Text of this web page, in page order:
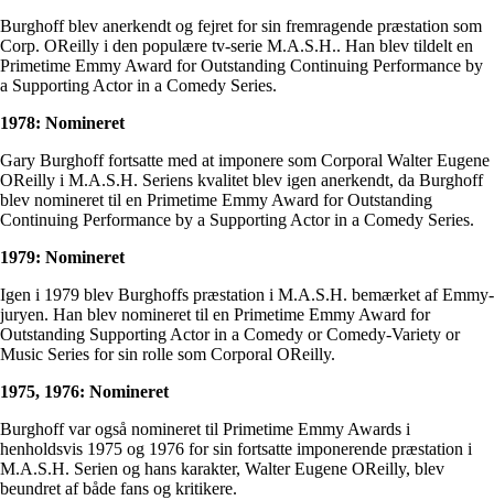
Burghoff blev anerkendt og fejret for sin fremragende præstation som
Corp. OReilly i den populære tv-serie M.A.S.H.. Han blev tildelt en
Primetime Emmy Award for Outstanding Continuing Performance by
a Supporting Actor in a Comedy Series.
1978: Nomineret
Gary Burghoff fortsatte med at imponere som Corporal Walter Eugene
OReilly i M.A.S.H. Seriens kvalitet blev igen anerkendt, da Burghoff
blev nomineret til en Primetime Emmy Award for Outstanding
Continuing Performance by a Supporting Actor in a Comedy Series.
1979: Nomineret
Igen i 1979 blev Burghoffs præstation i M.A.S.H. bemærket af Emmy-
juryen. Han blev nomineret til en Primetime Emmy Award for
Outstanding Supporting Actor in a Comedy or Comedy-Variety or
Music Series for sin rolle som Corporal OReilly.
1975, 1976: Nomineret
Burghoff var også nomineret til Primetime Emmy Awards i
henholdsvis 1975 og 1976 for sin fortsatte imponerende præstation i
M.A.S.H. Serien og hans karakter, Walter Eugene OReilly, blev
beundret af både fans og kritikere.